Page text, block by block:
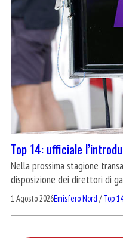
Top 14: ufficiale
Nella prossima stagione
disposizione dei direttori di
1 Agosto 2026Emisfero Nord /Top 14